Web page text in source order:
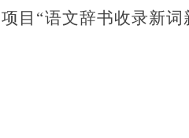
“语文辞书收录新词